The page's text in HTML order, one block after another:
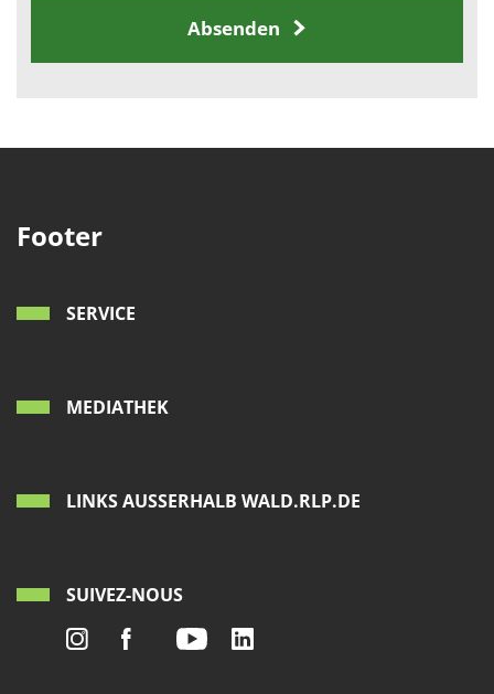
Absenden
Footer
SERVICE
MEDIATHEK
LINKS AUSSERHALB WALD.RLP.DE
SUIVEZ-NOUS